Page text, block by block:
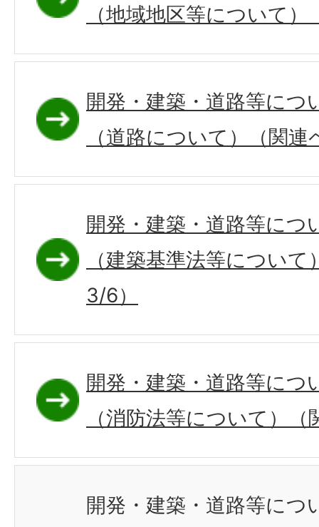
（地域地区等について
開発・建築・道路等につ
（道路について）（関
開発・建築・道路等につ
（建築基準法等につい
3/6）
開発・建築・道路等につ
（消防法等について）
開発・建築・道路等につ